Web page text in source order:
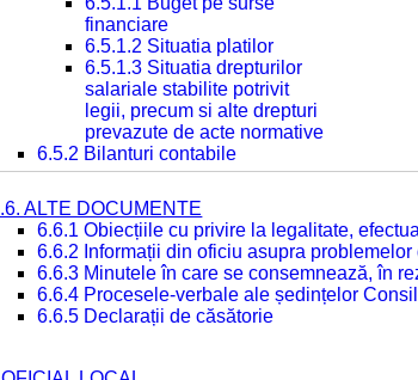
financiare
6.5.1.2 Situatia platilor
6.5.1.3 Situatia drepturilor
salariale stabilite potrivit
legii, precum si alte drepturi
prevazute de acte normative
6.5.2 Bilanturi contabile
ALTE DOCUMENTE
6.6.1 Obiecțiile cu privire la legalitate,
6.6.2 Informații din oficiu asupra
6.6.3 Minutele în care se consemnează, în
6.6.4 Procesele-verbale ale ședințelor
6.6.5 Declarații de căsătorie